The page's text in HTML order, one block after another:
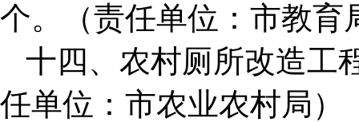
个。（责任单位：市教育
十四、农村厕所改造工
任单位：市农业农村局）